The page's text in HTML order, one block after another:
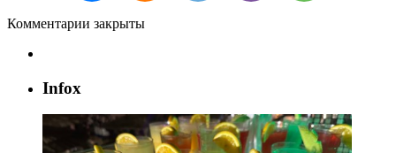
Комментарии закрыты
Infox